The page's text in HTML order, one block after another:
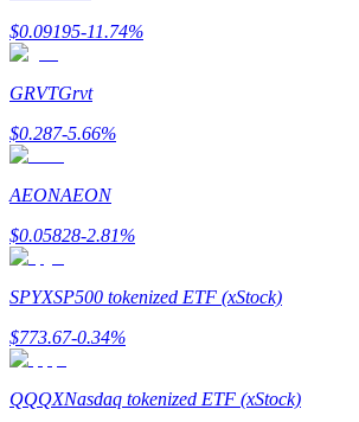
$0.09195-11.74%
GRVTGrvt
$0.287-5.66%
AEONAEON
$0.05828-2.81%
SPYXSP500 tokenized ETF (xStock)
$773.67-0.34%
QQQXNasdaq tokenized ETF (xStock)